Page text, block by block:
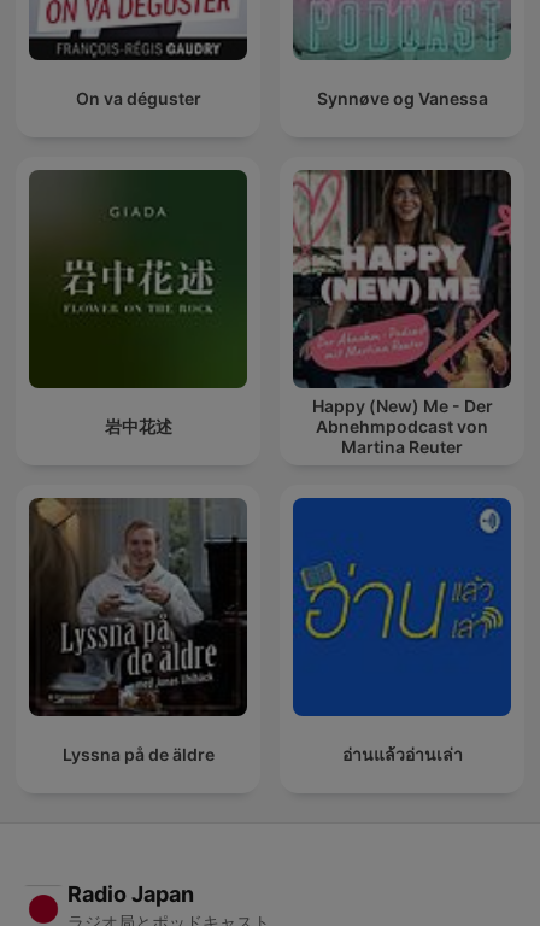
On va déguster Synnøve og Vanessa
岩中花述
Happy (New) Me - Der
Abnehmpodcast von
Martina Reuter
Lyssna på de äldre อ่านแล้วอ่านเล่า
Radio Japan